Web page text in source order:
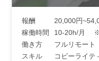
報酬
20,000円
稼働時間
10-20h/月
働き方
フルリモート
スキル
コピーライテ